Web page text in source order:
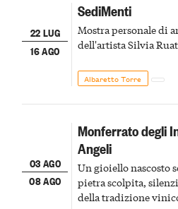
22 LUG
16 AGO
SediMenti
Mostra personale di
dell'artista Silvia
Albaretto Torre
03 AGO
08 AGO
Monferrato degli
Angeli
Un gioiello nascosto
pietra scolpita,
della tradizione